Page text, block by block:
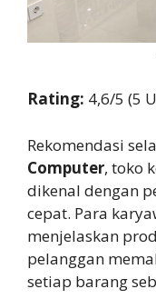
Rating: 4,6/5 (5
Rekomendasi
Computer, toko
dikenal dengan
cepat. Para
menjelaskan
pelanggan
setiap barang